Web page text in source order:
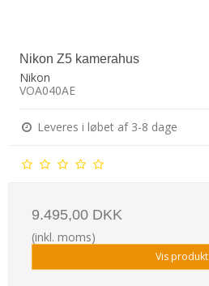
Nikon Z5 kamerahus
Nikon
VOA040AE
Leveres i løbet af 3-8 dage
9.495,00 DKK
(inkl. moms)
Vis produkt